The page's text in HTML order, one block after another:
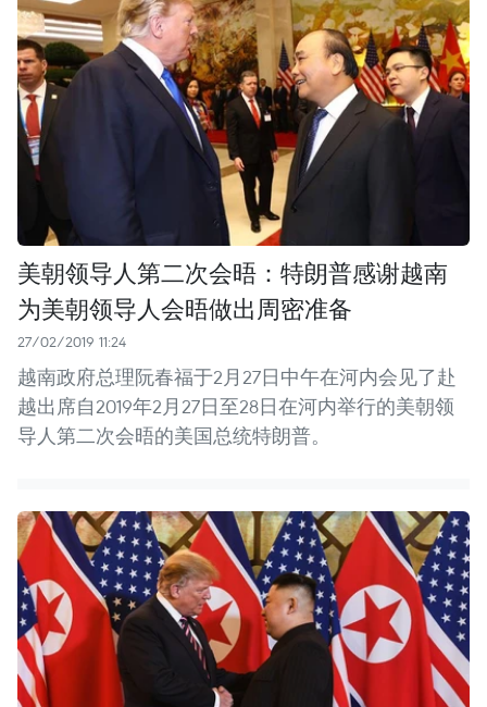
美朝领导人第二次会晤：特朗普感谢越南
为美朝领导人会晤做出周密准备
27/02/2019 11:24
越南政府总理阮春福于2月27日中午在河内会见了赴
越出席自2019年2月27日至28日在河内举行的美朝领
导人第二次会晤的美国总统特朗普。